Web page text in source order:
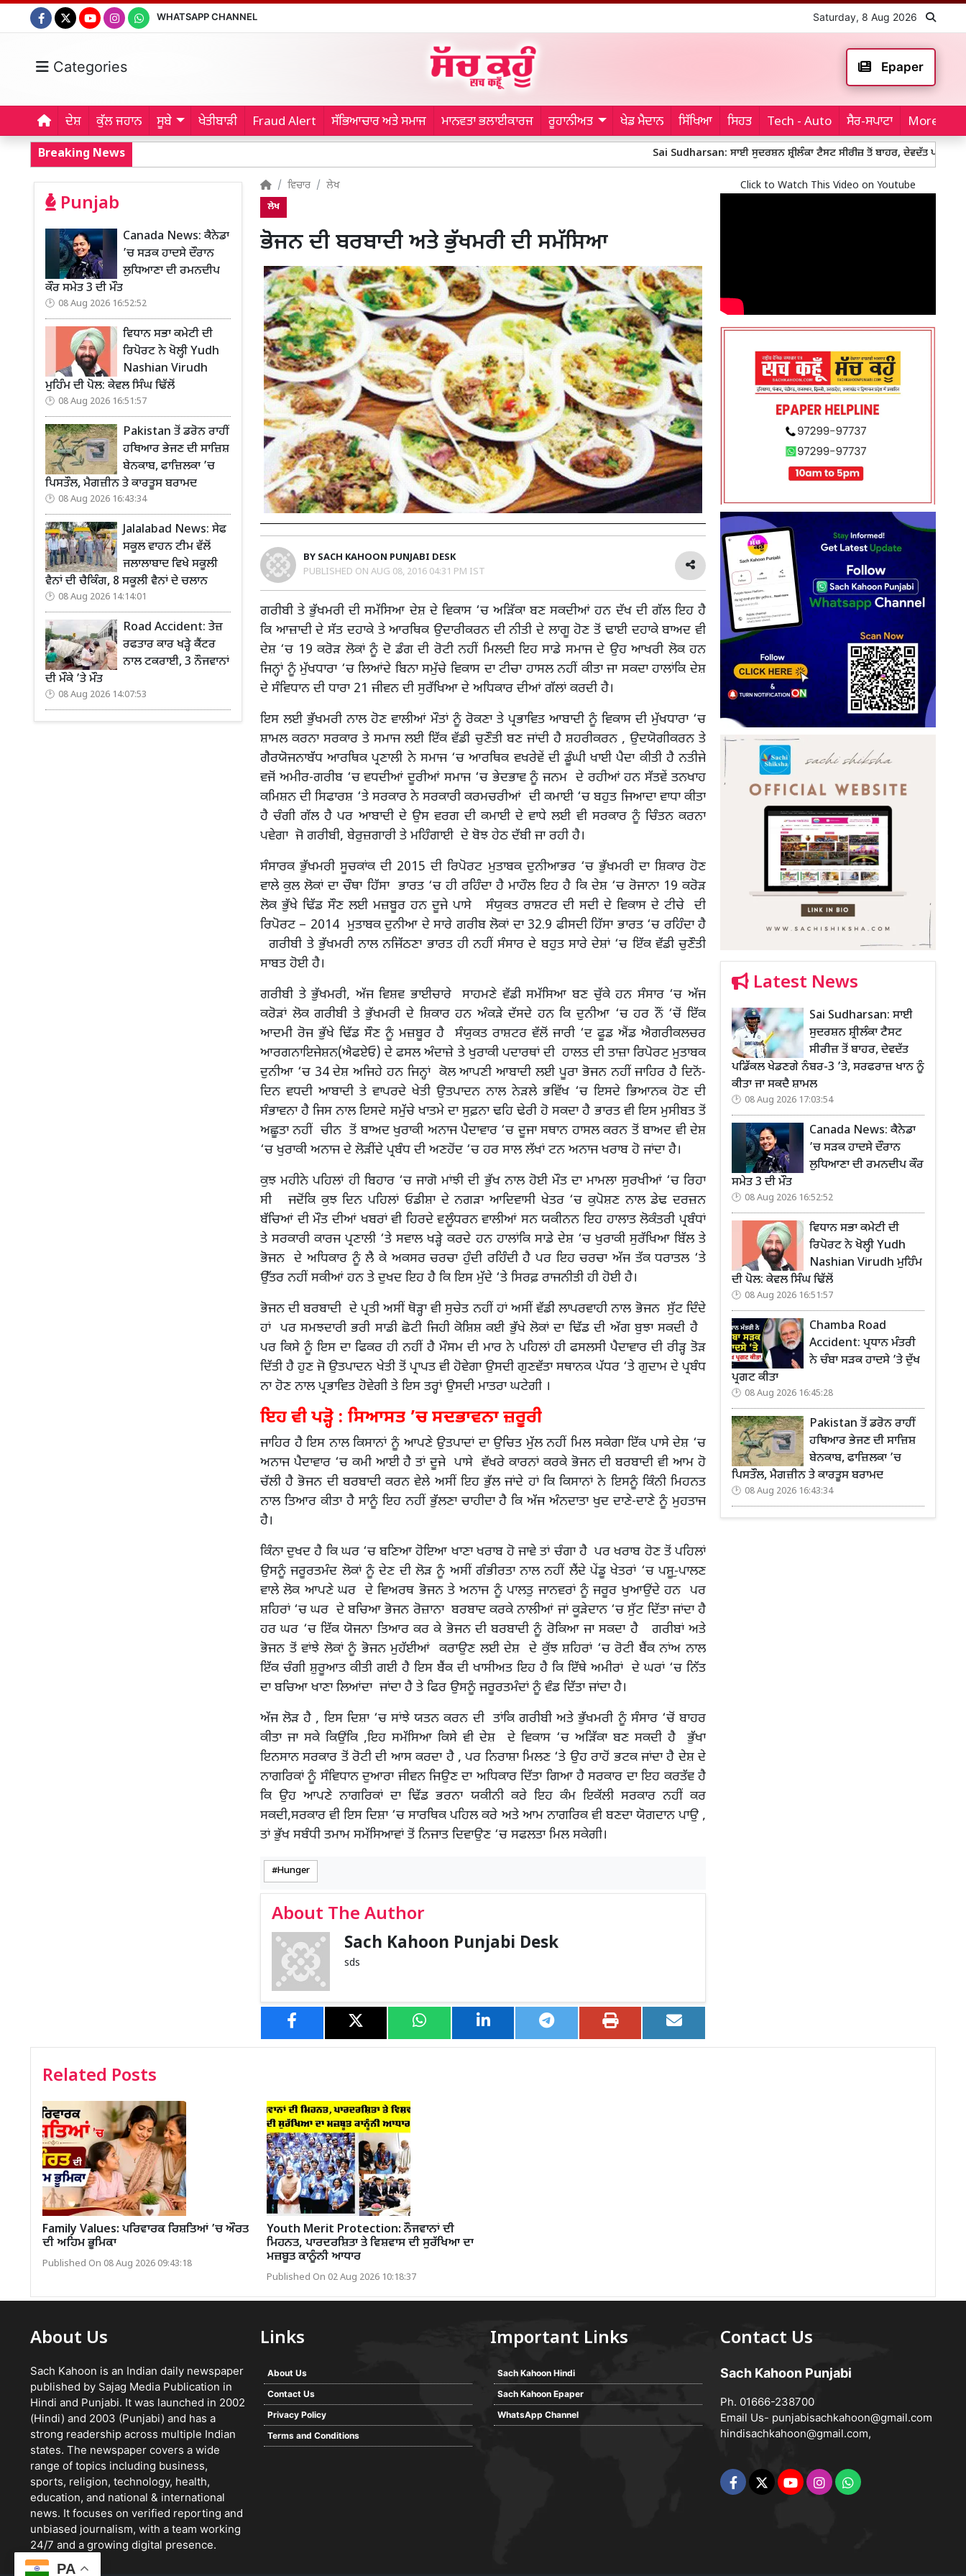
WHATSAPP CHANNEL Saturday, 8 Aug 2026
Categories Epaper
ਦੇਸ਼ ਕੁੱਲ ਜਹਾਨ ਸੂਬੇ ਖੇਤੀਬਾੜੀ Fraud Alert ਸੱਭਿਆਚਾਰ ਅਤੇ ਸਮਾਜ ਮਾਨਵਤਾ ਭਲਾਈਕਾਰਜ ਰੂਹਾਨੀਅਤ ਖੇਡ ਮੈਦਾਨ ਸਿੱਖਿਆ ਸਿਹਤ Tech - Auto ਸੈਰ-ਸਪਾਟਾ More...
Breaking News Sai Sudharsan: ਸਾਈ ਸੁਦਰਸ਼ਨ ਸ਼੍ਰੀਲੰਕਾ ਟੈਸਟ ਸੀਰੀਜ਼ ਤੋਂ ਬਾਹਰ, ਦੇਵਦੱਤ ਪਡਿੱਕਲ ਖੇਡਣਗੇ
Punjab
Canada News: ਕੈਨੇਡਾ
’ਚ ਸੜਕ ਹਾਦਸੇ ਦੌਰਾਨ
ਲੁਧਿਆਣਾ ਦੀ ਰਮਨਦੀਪ
ਕੌਰ ਸਮੇਤ 3 ਦੀ ਮੌਤ
08 Aug 2026 16:52:52
ਵਿਧਾਨ ਸਭਾ ਕਮੇਟੀ ਦੀ
ਰਿਪੋਰਟ ਨੇ ਖੋਲ੍ਹੀ Yudh
Nashian Virudh
ਮੁਹਿੰਮ ਦੀ ਪੋਲ: ਕੇਵਲ ਸਿੰਘ ਢਿੱਲੋਂ
08 Aug 2026 16:51:57
Pakistan ਤੋਂ ਡਰੋਨ ਰਾਹੀਂ
ਹਥਿਆਰ ਭੇਜਣ ਦੀ ਸਾਜ਼ਿਸ਼
ਬੇਨਕਾਬ, ਫਾਜ਼ਿਲਕਾ ’ਚ
ਪਿਸਤੌਲ, ਮੈਗਜ਼ੀਨ ਤੇ ਕਾਰਤੂਸ ਬਰਾਮਦ
08 Aug 2026 16:43:34
Jalalabad News: ਸੇਫ
ਸਕੂਲ ਵਾਹਨ ਟੀਮ ਵੱਲੋਂ
ਜਲਾਲਾਬਾਦ ਵਿਖੇ ਸਕੂਲੀ
ਵੈਨਾਂ ਦੀ ਚੈਕਿੰਗ, 8 ਸਕੂਲੀ ਵੈਨਾਂ ਦੇ ਚਲਾਨ
08 Aug 2026 14:14:01
Road Accident: ਤੇਜ਼
ਰਫਤਾਰ ਕਾਰ ਖੜ੍ਹੇ ਕੈਂਟਰ
ਨਾਲ ਟਕਰਾਈ, 3 ਨੌਜਵਾਨਾਂ
ਦੀ ਮੌਕੇ ’ਤੇ ਮੌਤ
08 Aug 2026 14:07:53
ਵਿਚਾਰ ਲੇਖ
ਲੇਖ
ਭੋਜਨ ਦੀ ਬਰਬਾਦੀ ਅਤੇ ਭੁੱਖਮਰੀ ਦੀ ਸਮੱਸਿਆ
BY SACH KAHOON PUNJABI DESK
PUBLISHED ON AUG 08, 2016 04:31 PM IST
ਗਰੀਬੀ ਤੇ ਭੁੱਖਮਰੀ ਦੀ ਸਮੱਸਿਆ ਦੇਸ਼ ਦੇ ਵਿਕਾਸ ‘ਚ ਅੜਿੱਕਾ ਬਣ ਸਕਦੀਆਂ ਹਨ ਦੱਖ ਦੀ ਗੱਲ ਇਹ ਹੈ
ਕਿ ਆਜ਼ਾਦੀ ਦੇ ਸੱਤ ਦਹਾਕੇ ਤੇ ਆਰਥਿਕ ਉਦਾਰੀਕਰਨ ਦੀ ਨੀਤੀ ਦੇ ਲਾਗੂ ਹੋਣ ਤੋਂ ਢਾਈ ਦਹਾਕੇ ਬਾਅਦ ਵੀ
ਦੇਸ਼ ‘ਚ 19 ਕਰੋੜ ਲੋਕਾਂ ਨੂੰ ਦੋ ਡੰਗ ਦੀ ਰੋਟੀ ਨਹੀਂ ਮਿਲਦੀ ਇਹ ਸਾਡੇ ਸਮਾਜ ਦੇ ਉਹ ਆਖਰੀ ਲੋਕ ਹਨ
ਜਿਨ੍ਹਾਂ ਨੂੰ ਮੁੱਖਧਾਰਾ ‘ਚ ਲਿਆਂਦੇ ਬਿਨਾ ਸਮੁੱਚੇ ਵਿਕਾਸ ਦਾ ਟੀਚਾ ਹਾਸਲ ਨਹੀਂ ਕੀਤਾ ਜਾ ਸਕਦਾ ਹਾਲਾਂਕਿ ਦੇਸ਼
ਦੇ ਸੰਵਿਧਾਨ ਦੀ ਧਾਰਾ 21 ਜੀਵਨ ਦੀ ਸੁਰੱਖਿਆ ਦੇ ਅਧਿਕਾਰ ਦੀਆਂ ਗੱਲਾਂ ਕਰਦੀ ਹੈ।
ਇਸ ਲਈ ਭੁੱਖਮਰੀ ਨਾਲ ਹੋਣ ਵਾਲੀਆਂ ਮੌਤਾਂ ਨੂੰ ਰੋਕਣਾ ਤੇ ਪ੍ਰਭਾਵਿਤ ਆਬਾਦੀ ਨੂੰ ਵਿਕਾਸ ਦੀ ਮੁੱਖਧਾਰਾ ‘ਚ
ਸ਼ਾਮਲ ਕਰਨਾ ਸਰਕਾਰ ਤੇ ਸਮਾਜ ਲਈ ਇੱਕ ਵੱਡੀ ਚੁਣੌਤੀ ਬਣ ਜਾਂਦੀ ਹੈ ਸ਼ਹਰੀਕਰਨ , ਉਦਯੋਗੀਕਰਨ ਤੇ
ਗੈਰਯੋਜਨਾਬੱਧ ਆਰਥਿਕ ਪ੍ਰਣਾਲੀ ਨੇ ਸਮਾਜ ‘ਚ ਆਰਥਿਕ ਵਖਰੇਵੇਂ ਦੀ ਡੂੰਘੀ ਖਾਈ ਪੈਦਾ ਕੀਤੀ ਹੈ ਨਤੀਜੇ
ਵਜੋਂ ਅਮੀਰ-ਗਰੀਬ ‘ਚ ਵਧਦੀਆਂ ਦੂਰੀਆਂ ਸਮਾਜ ‘ਚ ਭੇਦਭਾਵ ਨੂੰ ਜਨਮ ਦੇ ਰਹੀਆਂ ਹਨ ਸੱਤਵੇਂ ਤਨਖਾਹ
ਕਮਿਸ਼ਨ ਦੀ ਸਿਫਾਰਸ਼ ‘ਤੇ ਸਰਕਾਰ ਨੇ ਸਰਕਾਰੀ ਕਰਮਚਰੀਆਂ ਦੀ ਕਮਾਈ ‘ਚ ਬਹੁਤ ਜਿਆਦਾ ਵਾਧਾ ਕੀਤਾ
ਹੈ ਚੰਗੀ ਗੱਲ ਹੈ ਪਰ ਆਬਾਦੀ ਦੇ ਉਸ ਵਰਗ ਦੀ ਕਮਾਈ ਦੇ ਵਾਧੇ ਲਈ ਵੀ ਸਰਕਾਰ ਨੂੰ ਚਿੰਤਨ ਕਰਨਾ
ਪਵੇਗਾ ਜੋ ਗਰੀਬੀ, ਬੇਰੁਜ਼ਗਾਰੀ ਤੇ ਮਹਿੰਗਾਈ ਦੇ ਬੋਝ ਹੇਠ ਦੱਬੀ ਜਾ ਰਹੀ ਹੈ।
ਸੰਸਾਰਕ ਭੁੱਖਮਰੀ ਸੂਚਕਾਂਕ ਦੀ 2015 ਦੀ ਰਿਪੋਰਟ ਮੁਤਾਬਕ ਦੁਨੀਆਭਰ ‘ਚ ਭੁੱਖਮਰੀ ਦਾ ਸ਼ਿਕਾਰ ਹੋਣ
ਵਾਲੇ ਕੁਲ ਲੋਕਾਂ ਦਾ ਚੌਥਾ ਹਿੱਸਾ ਭਾਰਤ ‘ਚ ਹੀ ਰਹਿੰਦਾ ਹੈ ਮਾਹੌਲ ਇਹ ਹੈ ਕਿ ਦੇਸ਼ ‘ਚ ਰੋਜਾਨਾ 19 ਕਰੋੜ
ਲੋਕ ਭੁੱਖੇ ਢਿੱਡ ਸੌਣ ਲਈ ਮਜ਼ਬੂਰ ਹਨ ਦੂਜੇ ਪਾਸੇ ਸੰਯੁਕਤ ਰਾਸ਼ਟਰ ਦੀ ਸਦੀ ਦੇ ਵਿਕਾਸ ਦੇ ਟੀਚੇ ਦੀ
ਰਿਪੋਰਟ – 2014 ਮੁਤਾਬਕ ਦੁਨੀਆ ਦੇ ਸਾਰੇ ਗਰੀਬ ਲੋਕਾਂ ਦਾ 32.9 ਫੀਸਦੀ ਹਿੱਸਾ ਭਾਰਤ ‘ਚ ਰਹਿੰਦਾ ਹੈ
ਗਰੀਬੀ ਤੇ ਭੁੱਖਮਰੀ ਨਾਲ ਨਜਿੱਠਣਾ ਭਾਰਤ ਹੀ ਨਹੀਂ ਸੰਸਾਰ ਦੇ ਬਹੁਤ ਸਾਰੇ ਦੇਸ਼ਾਂ ‘ਚ ਇੱਕ ਵੱਡੀ ਚੁਣੌਤੀ
ਸਾਬਤ ਹੋਈ ਹੈ।
ਗਰੀਬੀ ਤੇ ਭੁੱਖਮਰੀ, ਅੱਜ ਵਿਸ਼ਵ ਭਾਈਚਾਰੇ ਸਾਹਮਣੇ ਵੱਡੀ ਸਮੱਸਿਆ ਬਣ ਚੁੱਕੇ ਹਨ ਸੰਸਾਰ ‘ਚ ਅੱਜ
ਕਰੋੜਾਂ ਲੋਕ ਗਰੀਬੀ ਤੇ ਭੁੱਖਮਰੀ ਦੇ ਸ਼ਿਕਾਰ ਹਨ ਅੰਕੜੇ ਦੱਸਦੇ ਹਨ ਕਿ ਦੁਨੀਆ ‘ਚ ਹਰ ਨੌਂ ‘ਚੋਂ ਇੱਕ
ਆਦਮੀ ਰੋਜ ਭੁੱਖੇ ਢਿੱਡ ਸੌਣ ਨੂੰ ਮਜ਼ਬੂਰ ਹੈ ਸੰਯੁਕਤ ਰਾਸ਼ਟਰ ਵੱਲੋਂ ਜਾਰੀ ‘ਦ ਫੂਡ ਐਂਡ ਐਗਰੀਕਲਚਰ
ਆਰਗਨਾਇਜੇਸ਼ਨ(ਐਫਏਓ) ਦੇ ਫਸਲ ਅੰਦਾਜ਼ੇ ਤੇ ਖੁਰਾਕੀ ਪਦਾਰਥਾਂ ਦੀ ਹਾਲਤ ਦੀ ਤਾਜ਼ਾ ਰਿਪੋਰਟ ਮੁਤਾਬਕ
ਦੁਨੀਆ ‘ਚ 34 ਦੇਸ਼ ਅਜਿਹੇ ਹਨ ਜਿਨ੍ਹਾਂ ਕੋਲ ਆਪਣੀ ਆਬਾਦੀ ਲਈ ਪੂਰਾ ਭੋਜਨ ਨਹੀਂ ਜਾਹਿਰ ਹੈ ਦਿਨੋਂ-
ਦਿਨ ਵਧਦੀ ਆਬਾਦੀ ਤੇ ਵਾਪਰਦੇ ਖੇਤੀ ਉਤਪਾਦਨ ਨਾਲ ਨੇੜਲੇ ਭਵਿੱਖ ‘ਚ ਇਸਦੇ ਭਿਆਨਕ ਹੋਣ ਦੀ
ਸੰਭਾਵਨਾ ਹੈ ਜਿਸ ਨਾਲ ਇਸਦੇ ਸਮੁੱਚੇ ਖਾਤਮੇ ਦਾ ਸੁਫ਼ਨਾ ਢਹਿ ਢੇਰੀ ਹੋ ਸਕਦਾ ਹੈ ਭਾਰਤ ਵੀ ਇਸ ਮੁਸੀਬਤ ਤੋਂ
ਅਛੂਤਾ ਨਹੀਂ ਚੀਨ ਤੋਂ ਬਾਅਦ ਖੁਰਾਕੀ ਅਨਾਜ ਪੈਦਾਵਾਰ ‘ਚ ਦੂਜਾ ਸਥਾਨ ਹਾਸਲ ਕਰਨ ਤੋਂ ਬਾਅਦ ਵੀ ਦੇਸ਼
‘ਚ ਖੁਰਾਕੀ ਅਨਾਜ ਦੇ ਲੋੜੀਂਦੇ ਪ੍ਰਬੰਧ ਦੀ ਅਣਹੋਂਦ ‘ਚ ਹਰ ਸਾਲ ਲੱਖਾਂ ਟਨ ਅਨਾਜ ਖਰਾਬ ਹੋ ਜਾਂਦਾ ਹੈ।
ਕੁਝ ਮਹੀਨੇ ਪਹਿਲਾਂ ਹੀ ਬਿਹਾਰ ‘ਚ ਜਾਗੋ ਮਾਂਝੀ ਦੀ ਭੁੱਖ ਨਾਲ ਹੋਈ ਮੌਤ ਦਾ ਮਾਮਲਾ ਸੁਰਖੀਆਂ ‘ਚ ਰਿਹਾ
ਸੀ ਜਦੋਂਕਿ ਕੁਝ ਦਿਨ ਪਹਿਲਾਂ ਓਡੀਸ਼ਾ ਦੇ ਨਗੜਾ ਆਦਿਵਾਸੀ ਖੇਤਰ ‘ਚ ਕੁਪੋਸ਼ਣ ਨਾਲ ਡੇਢ ਦਰਜ਼ਨ
ਬੱਚਿਆਂ ਦੀ ਮੌਤ ਦੀਆਂ ਖਬਰਾਂ ਵੀ ਹਿਰਦੇ ਵਲੂੰਧਰਨ ਵਾਲੀਆਂ ਸਨ ਯਕੀਨਨ ਇਹ ਹਾਲਾਤ ਲੋਕੰਤਰੀ ਪ੍ਰਬੰਧਾਂ
ਤੇ ਸਰਕਾਰੀ ਕਾਰਜ ਪ੍ਰਣਾਲੀ ‘ਤੇ ਸਵਾਲ ਖੜ੍ਹੇ ਕਰਦੇ ਹਨ ਹਾਲਾਂਕਿ ਸਾਡੇ ਦੇਸ਼ ‘ਚ ਖੁਰਾਕੀ ਸੁਰੱਖਿਆ ਬਿੱਲ ਤੇ
ਭੋਜਨ ਦੇ ਅਧਿਕਾਰ ਨੂੰ ਲੈ ਕੇ ਅਕਸਰ ਚਰਚਾ ਹੁੰਦੀ ਰਹਿੰਦੀ ਹੈ ਪਰ ਇਹ ਚਰਚਾ ਅੱਜ ਤੱਕ ਧਰਾਤਲ ‘ਤੇ
ਉੱਤਰ ਨਹੀਂ ਸਕੀਆਂ ਹਨ ਤੇ ਦੁਖਦ ਇਹ ਹੈ ਕਿ ਇਸ ਮੁੱਦੇ ‘ਤੇ ਸਿਰਫ਼ ਰਾਜਨੀਤੀ ਹੀ ਹੋਈ ਹੈ।
ਭੋਜਨ ਦੀ ਬਰਬਾਦੀ ਦੇ ਪ੍ਰਤੀ ਅਸੀਂ ਥੋੜ੍ਹਾ ਵੀ ਸੁਚੇਤ ਨਹੀਂ ਹਾਂ ਅਸੀਂ ਵੱਡੀ ਲਾਪਰਵਾਹੀ ਨਾਲ ਭੋਜਨ ਸੁੱਟ ਦਿੰਦੇ
ਹਾਂ ਪਰ ਸਮਝਦਾਰੀ ਭਰੀ ਸਾਡੀ ਛੋਟੀ ਜਿਹੀ ਕੋਸ਼ਿਸ਼ ਕਈ ਭੁੱਖੇ ਲੋਕਾਂ ਦਾ ਢਿੱਡ ਦੀ ਅੱਗ ਬੁਝਾ ਸਕਦੀ ਹੈ
ਪਰ ਕਿਸੇ ਨੂੰ ਇਸ ਦਾ ਫਿਕਰ ਹੀ ਨਹੀਂ ਹੈ ਮੌਸਮ ਦੀ ਮਾਰ ਨੇ ਪਹਿਲਾਂ ਹੀ ਫਸਲਸੀ ਪੈਦਾਵਾਰ ਦੀ ਰੀੜ੍ਹ ਤੋੜ
ਦਿੱਤੀ ਹੈ ਹੁਣ ਜੋ ਉਤਪਾਦਨ ਖੇਤੀ ਤੋਂ ਪ੍ਰਾਪਤ ਵੀ ਹੋਵੇਗਾ ਉਸਦੀ ਗੁਣਵੱਤਾ ਸਥਾਨਕ ਪੱਧਰ ‘ਤੇ ਗੁਦਾਮ ਦੇ ਪ੍ਰਬੰਧ
ਨਾ ਹੋਣ ਨਾਲ ਪ੍ਰਭਾਵਿਤ ਹੋਵੇਗੀ ਤੇ ਇਸ ਤਰ੍ਹਾਂ ਉਸਦੀ ਮਾਤਰਾ ਘਟੇਗੀ ।
ਇਹ ਵੀ ਪੜ੍ਹੋ : ਸਿਆਸਤ ’ਚ ਸਦਭਾਵਨਾ ਜ਼ਰੂਰੀ
ਜਾਹਿਰ ਹੈ ਇਸ ਨਾਲ ਕਿਸਾਨਾਂ ਨੂੰ ਆਪਣੇ ਉਤਪਾਦਾਂ ਦਾ ਉਚਿਤ ਮੁੱਲ ਨਹੀਂ ਮਿਲ ਸਕੇਗਾ ਇੱਕ ਪਾਸੇ ਦੇਸ਼ ‘ਚ
ਅਨਾਜ ਪੈਦਾਵਾਰ ‘ਚ ਕਮੀ ਆਈ ਹੈ ਤਾਂ ਦੂਜੇ ਪਾਸੇ ਵੱਖਰੇ ਕਾਰਨਾਂ ਕਰਕੇ ਭੋਜਨ ਦੀ ਬਰਬਾਦੀ ਵੀ ਆਮ ਹੋ
ਚੱਲੀ ਹੈ ਭੋਜਨ ਦੀ ਬਰਬਾਦੀ ਕਰਨ ਵੇਲੇ ਅਸੀਂ ਇਹ ਭੁੱਲ ਜਾਂਦੇ ਹਾਂ ਕਿ ਕਿਸਾਨਾਂ ਨੇ ਇਸਨੂੰ ਕਿੰਨੀ ਮਿਹਨਤ
ਨਾਲ ਤਿਆਰ ਕੀਤਾ ਹੈ ਸਾਨੂੰ ਇਹ ਨਹੀਂ ਭੁੱਲਣਾ ਚਾਹੀਦਾ ਹੈ ਕਿ ਅੱਜ ਅੰਨਦਾਤਾ ਖੁਦ ਦਾਣੇ-ਦਾਣੇ ਨੂੰ ਮੁਹਤਾਜ
ਹੈ।
ਕਿੰਨਾ ਦੁਖਦ ਹੈ ਕਿ ਘਰ ‘ਚ ਬਣਿਆ ਹੋਇਆ ਖਾਣਾ ਖਰਾਬ ਹੋ ਜਾਵੇ ਤਾਂ ਚੰਗਾ ਹੈ ਪਰ ਖਰਾਬ ਹੋਣ ਤੋਂ ਪਹਿਲਾਂ
ਉਸਨੂੰ ਜਰੂਰਤਮੰਦ ਲੋਕਾਂ ਨੂੰ ਦੇਣ ਦੀ ਲੋੜ ਨੂੰ ਅਸੀਂ ਗੰਭੀਰਤਾ ਨਾਲ ਨਹੀਂ ਲੈਂਦੇ ਪੇਂਡੂ ਖੇਤਰਾਂ ‘ਚ ਪਸ਼ੂ-ੁਪਾਲਣ
ਵਾਲੇ ਲੋਕ ਆਪਣੇ ਘਰ ਦੇ ਵਿਅਰਥ ਭੋਜਨ ਤੇ ਅਨਾਜ ਨੂੰ ਪਾਲਤੁ ਜਾਨਵਰਾਂ ਨੂੰ ਜਰੂਰ ਖੁਆਉਂਦੇ ਹਨ ਪਰ
ਸ਼ਹਿਰਾਂ ‘ਚ ਘਰ ਦੇ ਬਚਿਆ ਭੋਜਨ ਰੋਜ਼ਾਨਾ ਬਰਬਾਦ ਕਰਕੇ ਨਾਲੀਆਂ ਜਾਂ ਕੂੜੇਦਾਨ ‘ਚ ਸੁੱਟ ਦਿੱਤਾ ਜਾਂਦਾ ਹੈ
ਹਰ ਘਰ ‘ਚ ਇੱਕ ਯੋਜਨਾ ਤਿਆਰ ਕਰ ਕੇ ਭੋਜਨ ਦੀ ਬਰਬਾਦੀ ਨੂੰ ਰੋਕਿਆ ਜਾ ਸਕਦਾ ਹੈ ਗਰੀਬਾਂ ਅਤੇ
ਭੋਜਨ ਤੋਂ ਵਾਂਝੇ ਲੋਕਾਂ ਨੂੰ ਭੋਜਨ ਮੁਹੱਈਆਂ ਕਰਾਉਣ ਲਈ ਦੇਸ਼ ਦੇ ਕੁੱਝ ਸ਼ਹਿਰਾਂ ‘ਚ ਰੋਟੀ ਬੈਂਕ ਨਾਂਅ ਨਾਲ
ਇੱਕ ਚੰਗੀ ਸ਼ੁਰੂਆਤ ਕੀਤੀ ਗਈ ਹੈ ਇਸ ਬੈਂਕ ਦੀ ਖਾਸੀਅਤ ਇਹ ਹੈ ਕਿ ਇੱਥੇ ਅਮੀਰਾਂ ਦੇ ਘਰਾਂ ‘ਚ ਨਿੱਤ
ਦਾ ਬਚਿਆ ਖਾਣਾ ਲਿਆਂਦਾ ਜਾਂਦਾ ਹੈ ਤੇ ਫਿਰ ਉਸਨੂੰ ਜਰੂਰਤਮੰਦਾਂ ਨੂੰ ਵੰਡ ਦਿੱਤਾ ਜਾਂਦਾ ਹੈ।
ਅੱਜ ਲੋੜ ਹੈ , ਇਸ ਦਿਸ਼ਾ ‘ਚ ਸਾਂਝੇ ਯਤਨ ਕਰਨ ਦੀ ਤਾਂਕਿ ਗਰੀਬੀ ਅਤੇ ਭੁੱਖਮਰੀ ਨੂੰ ਸੰਸਾਰ ‘ਚੋਂ ਬਾਹਰ
ਕੀਤਾ ਜਾ ਸਕੇ ਕਿਉਂਕਿ ,ਇਹ ਸਮੱਸਿਆ ਕਿਸੇ ਵੀ ਦੇਸ਼ ਦੇ ਵਿਕਾਸ ‘ਚ ਅੜਿੱਕਾ ਬਣ ਸਕਦੀ ਹੈ ਭੁੱਖਾ
ਇਨਸਾਨ ਸਰਕਾਰ ਤੋਂ ਰੋਟੀ ਦੀ ਆਸ ਕਰਦਾ ਹੈ , ਪਰ ਨਿਰਾਸ਼ਾ ਮਿਲਣ ‘ਤੇ ਉਹ ਰਾਹੋਂ ਭਟਕ ਜਾਂਦਾ ਹੈ ਦੇਸ਼ ਦੇ
ਨਾਗਰਿਕਾਂ ਨੂੰ ਸੰਵਿਧਾਨ ਦੁਆਰਾ ਜੀਵਨ ਜਿਉਣ ਦਾ ਅਧਿਕਾਰ ਦਿੱਤਾ ਗਿਆ ਹੈ ਸਰਕਾਰ ਦਾ ਇਹ ਕਰਤੱਵ ਹੈ
ਕਿ ਉਹ ਆਪਣੇ ਨਾਗਰਿਕਾਂ ਦਾ ਢਿੱਡ ਭਰਨਾ ਯਕੀਨੀ ਕਰੇ ਇਹ ਕੰਮ ਇਕੱਲੀ ਸਰਕਾਰ ਨਹੀਂ ਕਰ
ਸਕਦੀ,ਸਰਕਾਰ ਵੀ ਇਸ ਦਿਸ਼ਾ ‘ਚ ਸਾਰਥਿਕ ਪਹਿਲ ਕਰੇ ਅਤੇ ਆਮ ਨਾਗਰਿਕ ਵੀ ਬਣਦਾ ਯੋਗਦਾਨ ਪਾਉ ,
ਤਾਂ ਭੁੱਖ ਸਬੰਧੀ ਤਮਾਮ ਸਮੱਸਿਆਵਾਂ ਤੋਂ ਨਿਜਾਤ ਦਿਵਾਉਣ ‘ਚ ਸਫਲਤਾ ਮਿਲ ਸਕੇਗੀ।
Hunger
About The Author
Sach Kahoon Punjabi Desk
sds
Click to Watch This Video on Youtube
Latest News
Sai Sudharsan: ਸਾਈ
ਸੁਦਰਸ਼ਨ ਸ਼੍ਰੀਲੰਕਾ ਟੈਸਟ
ਸੀਰੀਜ਼ ਤੋਂ ਬਾਹਰ, ਦੇਵਦੱਤ
ਪਡਿੱਕਲ ਖੇਡਣਗੇ ਨੰਬਰ-3 ’ਤੇ, ਸਰਫਰਾਜ਼ ਖਾਨ ਨੂੰ
ਕੀਤਾ ਜਾ ਸਕਦੈ ਸ਼ਾਮਲ
08 Aug 2026 17:03:54
Canada News: ਕੈਨੇਡਾ
’ਚ ਸੜਕ ਹਾਦਸੇ ਦੌਰਾਨ
ਲੁਧਿਆਣਾ ਦੀ ਰਮਨਦੀਪ ਕੌਰ
ਸਮੇਤ 3 ਦੀ ਮੌਤ
08 Aug 2026 16:52:52
ਵਿਧਾਨ ਸਭਾ ਕਮੇਟੀ ਦੀ
ਰਿਪੋਰਟ ਨੇ ਖੋਲ੍ਹੀ Yudh
Nashian Virudh ਮੁਹਿੰਮ
ਦੀ ਪੋਲ: ਕੇਵਲ ਸਿੰਘ ਢਿੱਲੋਂ
08 Aug 2026 16:51:57
Chamba Road
Accident: ਪ੍ਰਧਾਨ ਮੰਤਰੀ
ਨੇ ਚੰਬਾ ਸੜਕ ਹਾਦਸੇ ’ਤੇ ਦੁੱਖ
ਪ੍ਰਗਟ ਕੀਤਾ
08 Aug 2026 16:45:28
Pakistan ਤੋਂ ਡਰੋਨ ਰਾਹੀਂ
ਹਥਿਆਰ ਭੇਜਣ ਦੀ ਸਾਜ਼ਿਸ਼
ਬੇਨਕਾਬ, ਫਾਜ਼ਿਲਕਾ ’ਚ
ਪਿਸਤੌਲ, ਮੈਗਜ਼ੀਨ ਤੇ ਕਾਰਤੂਸ ਬਰਾਮਦ
08 Aug 2026 16:43:34
Related Posts
Family Values: ਪਰਿਵਾਰਕ ਰਿਸ਼ਤਿਆਂ ’ਚ ਔਰਤ
ਦੀ ਅਹਿਮ ਭੂਮਿਕਾ
Published On 08 Aug 2026 09:43:18
Youth Merit Protection: ਨੌਜਵਾਨਾਂ ਦੀ
ਮਿਹਨਤ, ਪਾਰਦਰਸ਼ਿਤਾ ਤੇ ਵਿਸ਼ਵਾਸ ਦੀ ਸੁਰੱਖਿਆ ਦਾ
ਮਜ਼ਬੂਤ ਕਾਨੂੰਨੀ ਆਧਾਰ
Published On 02 Aug 2026 10:18:37
About Us
Sach Kahoon is an Indian daily newspaper
published by Sajag Media Publication in
Hindi and Punjabi. It was launched in 2002
(Hindi) and 2003 (Punjabi) and has a
strong readership across multiple Indian
states. The newspaper covers a wide
range of topics including business,
sports, religion, technology, health,
education, and national & international
news. It focuses on verified reporting and
unbiased journalism, with a team working
24/7 and a growing digital presence.
Links
About Us
Contact Us
Privacy Policy
Terms and Conditions
Important Links
Sach Kahoon Hindi
Sach Kahoon Epaper
WhatsApp Channel
Contact Us
Sach Kahoon Punjabi
Ph. 01666-238700
Email Us- punjabisachkahoon@gmail.com
hindisachkahoon@gmail.com,
PA